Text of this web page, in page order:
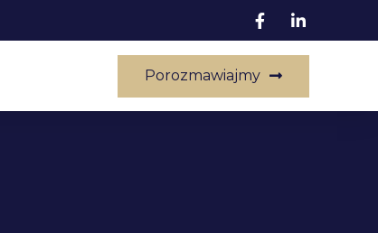
Porozmawiajmy